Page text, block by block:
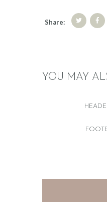
PRODUITS
Share:
YOU MAY